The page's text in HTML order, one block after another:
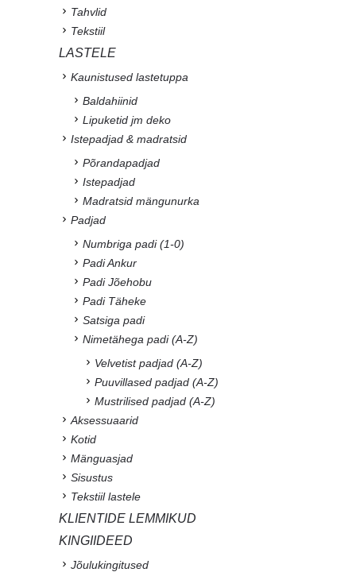
Tahvlid
Tekstiil
LASTELE
Kaunistused lastetuppa
Baldahiinid
Lipuketid jm deko
Istepadjad & madratsid
Põrandapadjad
Istepadjad
Madratsid mängunurka
Padjad
Numbriga padi (1-0)
Padi Ankur
Padi Jõehobu
Padi Täheke
Satsiga padi
Nimetähega padi (A-Z)
Velvetist padjad (A-Z)
Puuvillased padjad (A-Z)
Mustrilised padjad (A-Z)
Aksessuaarid
Kotid
Mänguasjad
Sisustus
Tekstiil lastele
KLIENTIDE LEMMIKUD
KINGIIDEED
Jõulukingitused